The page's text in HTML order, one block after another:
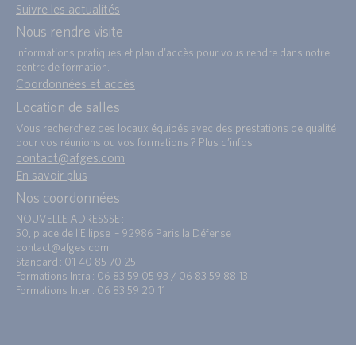
Suivre les actualités
Nous rendre visite
Informations pratiques et plan d’accès pour vous rendre dans notre
centre de formation.
Coordonnées et accès
Location de salles
Vous recherchez des locaux équipés avec des prestations de qualité
pour vos réunions ou vos formations ? Plus d’infos :
contact@afges.com
En savoir plus
Nos coordonnées
NOUVELLE ADRESSSE :
50, place de l’Ellipse – 92986 Paris la Défense
contact@afges.com
Standard : 01 40 85 70 25
Formations Intra : 06 83 59 05 93 / 06 83 59 88 13
Formations Inter : 06 83 59 20 11